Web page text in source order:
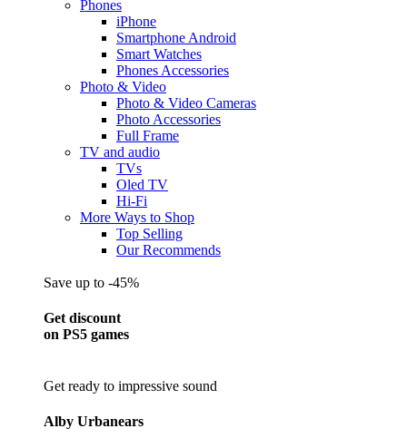
Phones
iPhone
Smartphone Android
Smart Watches
Phones Accessories
Photo & Video
Photo & Video Cameras
Photo Accessories
Full Frame
TV and audio
TVs
Oled TV
Hi-Fi
More Ways to Shop
Top Selling
Our Recommends
Save up to -45%
Get discount
on PS5 games
Get ready to impressive sound
Alby Urbanears